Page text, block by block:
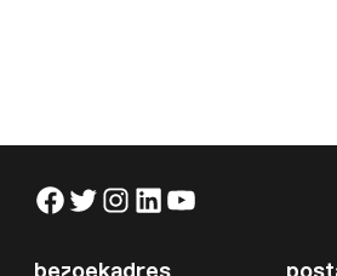
Facebook
Twitter
Instagram
LinkedIn
YouTube
bezoekadres